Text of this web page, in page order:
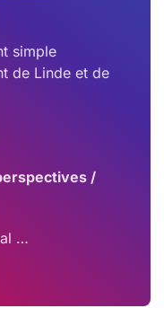
simple
de Linde et de
/
…